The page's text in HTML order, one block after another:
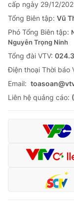
cấp ngày 29/12/
Tổng Biên tập: Vũ
Phó Tổng Biên tập:
Nguyễn Trọng Ninh
Tổng đài VTV:
Ðiện thoại Thời báo
Email:
Liên hệ quảng cáo: